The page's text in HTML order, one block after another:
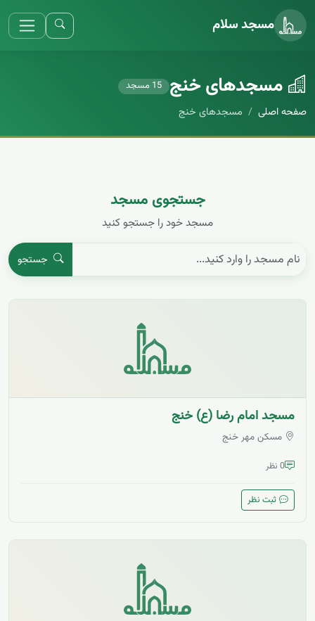
مسجد سلام
مسجد‌های خنج 15 مسجد
صفحه اصلی مسجد‌های خنج
جستجوی مسجد
مسجد خود را جستجو کنید
جستجو
مسجد امام رضا (ع) خنج
مسکن مهر خنج
0 نظر
ثبت نظر